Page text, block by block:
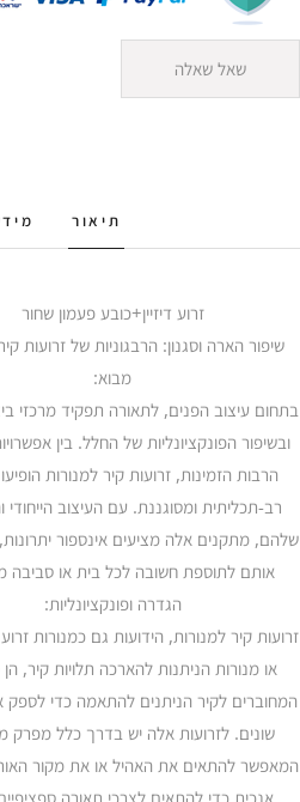
שאל שאלה
תיאור
זרוע דיזיין+כובע פעמון שחור
שיפור הארה וסגנון: הרבגוניות של זרועות
מבוא:
בתחום עיצוב הפנים, לתאורה תפקיד מרכזי
ובשיפור הפונקציונליות של החלל. בין
הרבות הזמינות, זרועות קיר למנורות
רב-תכליתית ומסוגננת. עם העיצוב הייחודי
שלהם, מתקנים אלה מציעים אינספור
אותם לתוספת חשובה לכל בית או סביבה
הגדרה ופונקציונליות:
זרועות קיר למנורות, הידועות גם כמנורות
או מנורות הניתנות להארכה תלויות קיר,
המחוברים לקיר הניתנים להתאמה כדי לספק
שונים. לזרועות אלה יש בדרך כלל מפרק
המאפשר להתאים את האהיל או את מקור